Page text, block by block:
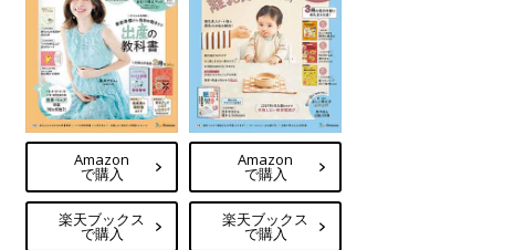
Amazon
で購入
楽天ブックス
で購入
Amazon
で購入
楽天ブックス
で購入